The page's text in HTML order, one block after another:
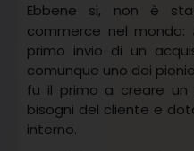
Ebbene si, non è
commerce nel
primo invio di un
comunque uno dei
fu il primo a creare
bisogni del cliente e
interno.